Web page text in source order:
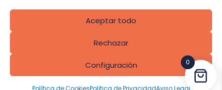
Aceptar todo
Rechazar
Configuración
Política de CookiesPolítica de PrivacidadAviso Legal
Diseñado porCROS Solutions 0